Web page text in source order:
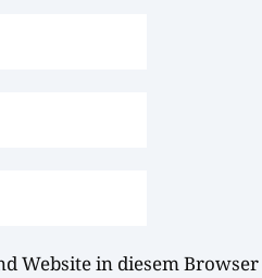
Website in diesem